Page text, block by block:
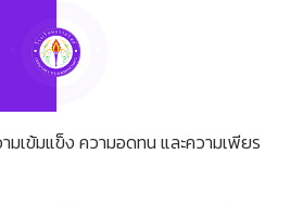
เข้มแข็ง ความอดทน และความเพียร